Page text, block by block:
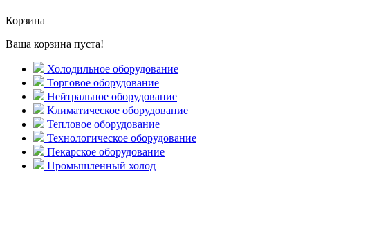
Корзина
Ваша корзина пуста!
Холодильное оборудование
Торговое оборудование
Нейтральное оборудование
Климатическое оборудование
Тепловое оборудование
Технологическое оборудование
Пекарское оборудование
Промышленный холод